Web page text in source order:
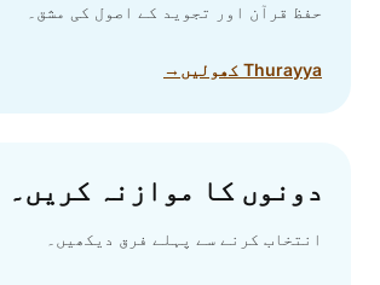
حفظ قرآن اور تجوید کے اصول کی مشق۔
Thurayya کھولیں →
دونوں کا موازنہ کریں۔
انتخاب کرنے سے پہلے فرق دیکھیں۔